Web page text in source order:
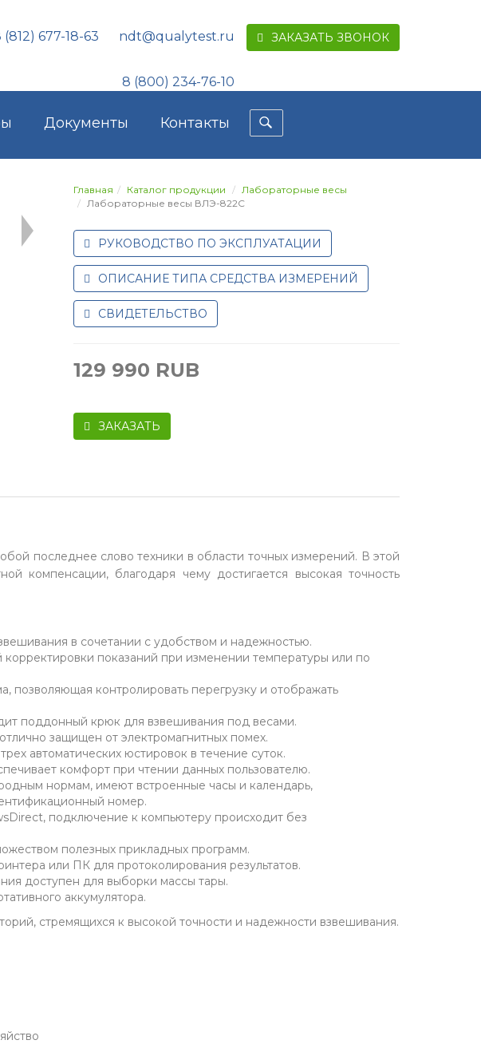
ЗАКАЗАТЬ ЗВОНОК
ndt@qualytest.ru
(812) 677-18-63
8 (800) 234-76-10
Документы Контакты
Главная Каталог продукции
Лабораторные весы
Лабораторные весы ВЛЭ-822С
РУКОВОДСТВО ПО ЭКСПЛУАТАЦИИ
ОПИСАНИЕ ТИПА СРЕДСТВА ИЗМЕРЕНИЙ
СВИДЕТЕЛЬСТВО
129 990 RUB
ЗАКАЗАТЬ
последнее слово техники в области точных измерений. В этой
компенсации, благодаря чему достигается высокая точность
в сочетании с удобством и надежностью.
показаний при изменении температуры или по
позволяющая контролировать перегрузку и отображать
поддонный крюк для взвешивания под весами.
защищен от электромагнитных помех.
автоматических юстировок в течение суток.
комфорт при чтении данных пользователю.
нормам, имеют встроенные часы и календарь,
номер.
подключение к компьютеру происходит без
полезных прикладных программ.
или ПК для протоколирования результатов.
доступен для выборки массы тары.
аккумулятора.
стремящихся к высокой точности и надежности взвешивания.